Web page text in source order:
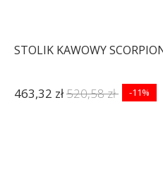
STOLIK KAWOWY
463,32 zł520,58 zł -11%